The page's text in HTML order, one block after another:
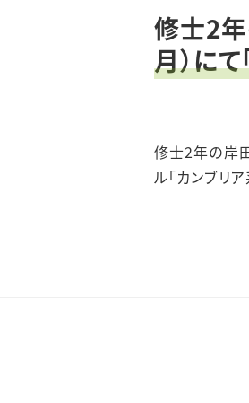
修士2
月）に
修士2年の岸
ル「カンブリ